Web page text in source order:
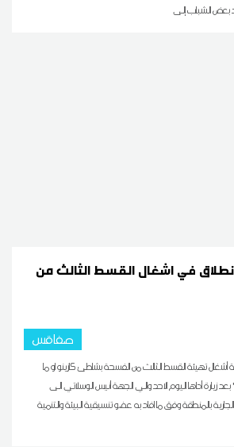
بعض الشباب إلى
في اشغال القسط الثالث من
صفاقس
أشغال تهيئة القسط الثالث من الفسحة بشاطئ كازينو او ما
أداها اليوم الاحد والي الجهة أنيس الوسلاتي الى
بالمنطقة وفق ما افاد به عضو تنسيقية البيئة والتنمية